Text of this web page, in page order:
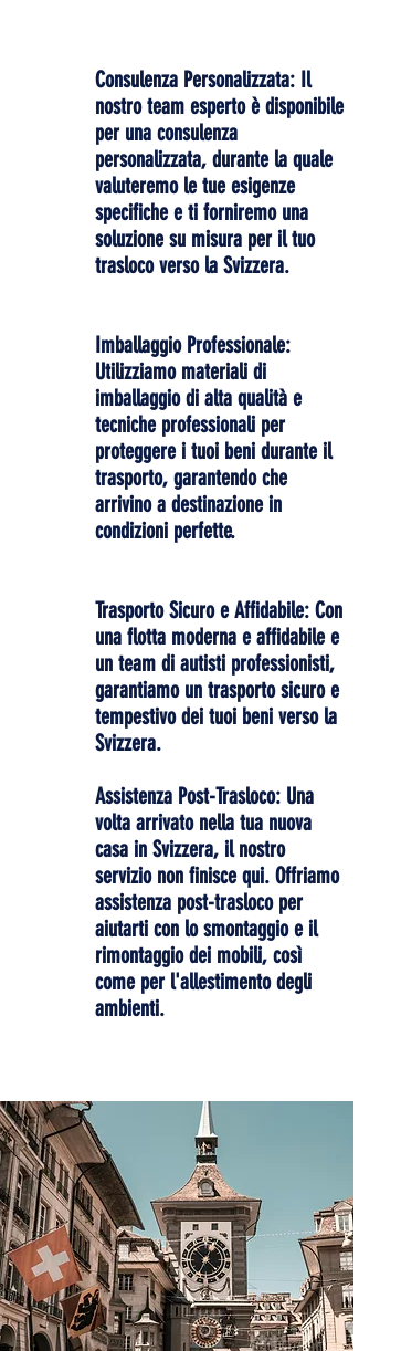
Consulenza Personalizzata: Il
nostro team esperto è disponibile
per una consulenza
personalizzata, durante la quale
valuteremo le tue esigenze
specifiche e ti forniremo una
soluzione su misura per il tuo
trasloco verso la Svizzera.
Imballaggio Professionale:
Utilizziamo materiali di
imballaggio di alta qualità e
tecniche professionali per
proteggere i tuoi beni durante il
trasporto, garantendo che
arrivino a destinazione in
condizioni perfette.
Trasporto Sicuro e Affidabile: Con
una flotta moderna e affidabile e
un team di autisti professionisti,
garantiamo un trasporto sicuro e
tempestivo dei tuoi beni verso la
Svizzera.
Assistenza Post-Trasloco: Una
volta arrivato nella tua nuova
casa in Svizzera, il nostro
servizio non finisce qui. Offriamo
assistenza post-trasloco per
aiutarti con lo smontaggio e il
rimontaggio dei mobili, così
come per l'allestimento degli
ambienti.